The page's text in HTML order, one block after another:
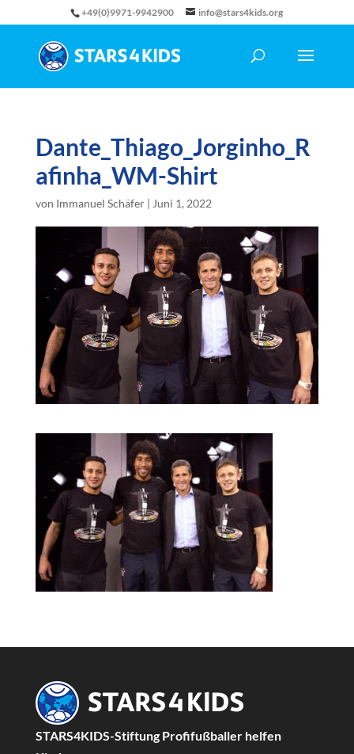
+49(0)9971-9942900 info@stars4kids.org
Dante_Thiago_Jorginho_R
afinha_WM-Shirt
von Immanuel Schäfer| Juni 1, 2022
STARS4KIDS-Stiftung Profifußballer helfen